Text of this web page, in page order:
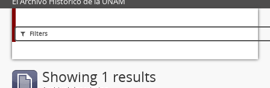
Filters
Showing 1 results